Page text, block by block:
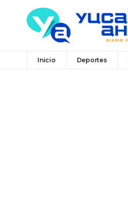
Inicio Deportes